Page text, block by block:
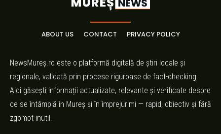
ABOUT US CONTACT PRIVACY POLICY
NewsMureș.ro este o platformă digitală de știri locale și
regionale, validată prin procese riguroase de fact-checking.
Aici găsești informații actualizate, relevante și verificate despre
ce se întâmplă în Mureș și în împrejurimi — rapid, obiectiv și fără
zgomot inutil.